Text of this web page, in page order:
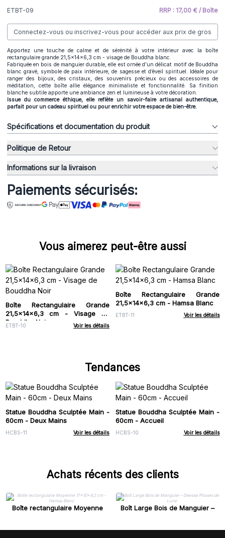
ETBT-09 RRP : 17,00 € / Boîte
Connectez-vous ou inscrivez-vous pour accéder aux prix de gros
Apportez une touche de calme et de sérénité à votre intérieur avec la boîte
rectangulaire grande 21,5x14x6,3 cm - visage de Bouddha blanc.
Fabriquée en bois de manguier durable, elle est ornée d’un délicat motif de Bouddha
blanc gravé, symbole de paix intérieure, de sagesse et d’éveil spirituel. Idéale pour
ranger des bijoux, des cristaux, des souvenirs précieux ou des accessoires de
méditation, cette boîte allie élégance minimaliste et fonctionnalité. Sa finition
blanche subtile apporte une ambiance zen et lumineuse à votre décoration.
Issue du commerce éthique, elle reflète un savoir-faire artisanal authentique,
parfait pour un cadeau spirituel ou pour enrichir votre espace de bien-être.
Spécifications et documentation du produit
Politique de Retour
Informations sur la livraison
Paiements sécurisés:
Vous aimerez peut-être aussi
Boîte Rectangulaire Grande
21,5x14x6,3 cm - Visage de
Bouddha Noir
ETBT-10 Voir les détails
Boîte Rectangulaire Grande
21,5x14x6,3 cm - Hamsa Blanc
ETBT-11 Voir les détails
Tendances
Statue Bouddha Sculptée Main -
60cm - Deux Mains
HCBS-11 Voir les détails
Statue Bouddha Sculptée Main -
60cm - Accueil
HCBS-10 Voir les détails
Achats récents des clients
Boîte rectangulaire Moyenne
Boît Large Bois de Manguier –